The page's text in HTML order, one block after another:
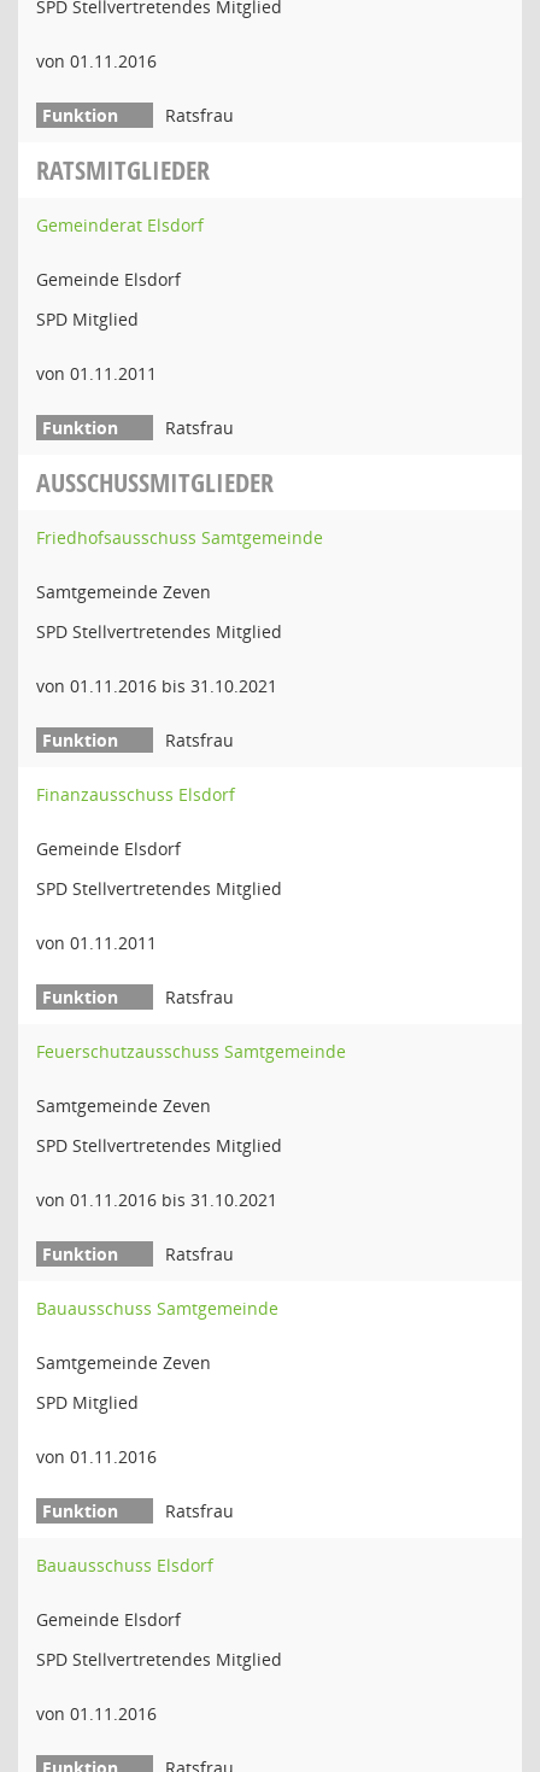
SPD Stellvertretendes Mitglied
von 01.11.2016
Ratsfrau
RATSMITGLIEDER
Gemeinderat Elsdorf
Gemeinde Elsdorf
SPD Mitglied
von 01.11.2011
Ratsfrau
AUSSCHUSSMITGLIEDER
Friedhofsausschuss Samtgemeinde
Samtgemeinde Zeven
SPD Stellvertretendes Mitglied
von 01.11.2016 bis 31.10.2021
Ratsfrau
Finanzausschuss Elsdorf
Gemeinde Elsdorf
SPD Stellvertretendes Mitglied
von 01.11.2011
Ratsfrau
Feuerschutzausschuss Samtgemeinde
Samtgemeinde Zeven
SPD Stellvertretendes Mitglied
von 01.11.2016 bis 31.10.2021
Ratsfrau
Bauausschuss Samtgemeinde
Samtgemeinde Zeven
SPD Mitglied
von 01.11.2016
Ratsfrau
Bauausschuss Elsdorf
Gemeinde Elsdorf
SPD Stellvertretendes Mitglied
von 01.11.2016